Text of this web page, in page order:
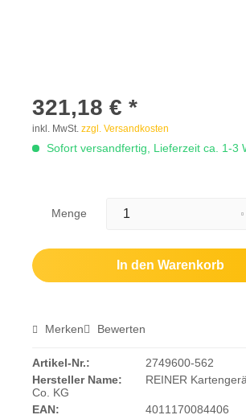
321,18 € *
inkl. MwSt. zzgl. Versandkosten
Sofort versandfertig, Lieferzeit ca. 1-3
Menge
In den Warenkorb
Merken Bewerten
Artikel-Nr.:
2749600-562
Hersteller Name:
REINER
Co. KG
EAN:
4011170084406